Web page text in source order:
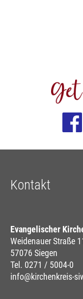
Kontakt
Evangelischer
Weidenauer Straße
57076 Siegen
Tel. 0271 / 5004-0
info@kirchenkreis-